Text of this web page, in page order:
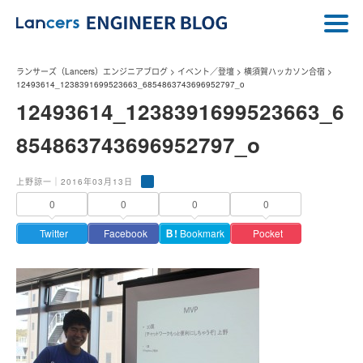
ランサーズ（Lancers）エンジニアブログ > イベント／登壇 > 横須賀ハッカソン合宿 >
12493614_1238391699523663_6854863743696952797_o
12493614_1238391699523663_6
854863743696952797_o
上野諒一｜2016年03月13日
0
Twitter
0
Facebook
0
Ｂ! Bookmark
0
Pocket